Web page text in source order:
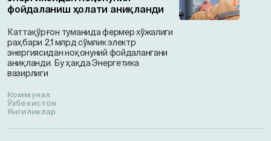
фойдаланиш ҳолати аниқланди
Каттақўрғон туманида фермер хўжалиги
раҳбари 2,1 млрд сўмлик электр
энергиясидан ноқонуний фойдалангани
аниқланди. Бу ҳақда Энергeтика
вазирлиги
Коммунал
Ўзбекистон
Янгиликлар